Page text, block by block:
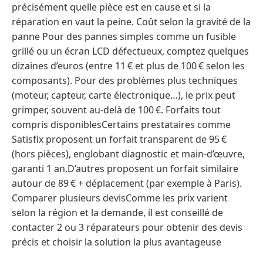
précisément quelle pièce est en cause et si la
réparation en vaut la peine. Coût selon la gravité de la
panne Pour des pannes simples comme un fusible
grillé ou un écran LCD défectueux, comptez quelques
dizaines d’euros (entre 11 € et plus de 100 € selon les
composants). Pour des problèmes plus techniques
(moteur, capteur, carte électronique…), le prix peut
grimper, souvent au-delà de 100 €. Forfaits tout
compris disponiblesCertains prestataires comme
Satisfix proposent un forfait transparent de 95 €
(hors pièces), englobant diagnostic et main‑d’œuvre,
garanti 1 an.D’autres proposent un forfait similaire
autour de 89 € + déplacement (par exemple à Paris).
Comparer plusieurs devisComme les prix varient
selon la région et la demande, il est conseillé de
contacter 2 ou 3 réparateurs pour obtenir des devis
précis et choisir la solution la plus avantageuse